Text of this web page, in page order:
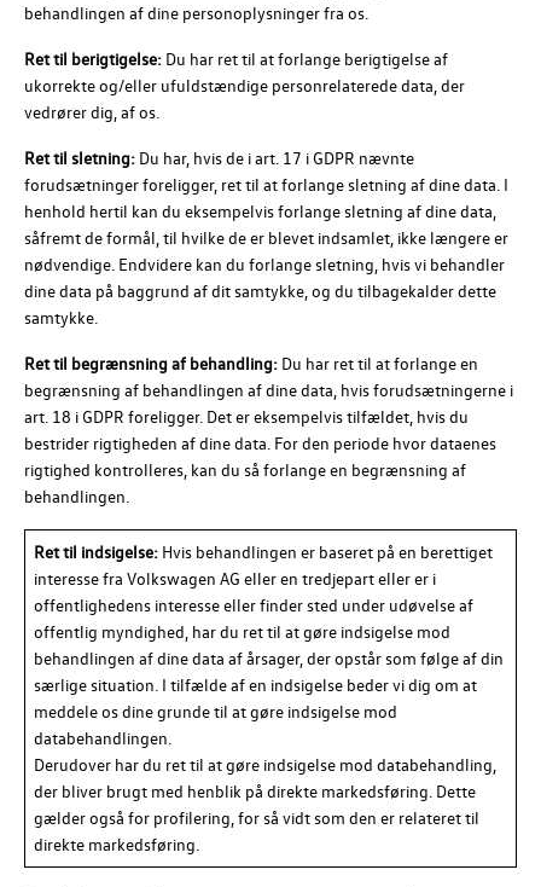
behandlingen af dine personoplysninger fra os.
Ret til berigtigelse: Du har ret til at forlange berigtigelse af
ukorrekte og/eller ufuldstændige personrelaterede data, der
vedrører dig, af os.
Ret til sletning: Du har, hvis de i art. 17 i GDPR nævnte
forudsætninger foreligger, ret til at forlange sletning af dine data. I
henhold hertil kan du eksempelvis forlange sletning af dine data,
såfremt de formål, til hvilke de er blevet indsamlet, ikke længere er
nødvendige. Endvidere kan du forlange sletning, hvis vi behandler
dine data på baggrund af dit samtykke, og du tilbagekalder dette
samtykke.
Ret til begrænsning af behandling: Du har ret til at forlange en
begrænsning af behandlingen af dine data, hvis forudsætningerne i
art. 18 i GDPR foreligger. Det er eksempelvis tilfældet, hvis du
bestrider rigtigheden af dine data. For den periode hvor dataenes
rigtighed kontrolleres, kan du så forlange en begrænsning af
behandlingen.
Ret til indsigelse: Hvis behandlingen er baseret på en berettiget
interesse fraVolkswagen AG eller en tredjepart eller er i
offentlighedens interesse eller finder sted under udøvelse af
offentlig myndighed, har du ret til at gøre indsigelse mod
behandlingen af dine data af årsager, der opstår som følge af din
særlige situation. I tilfælde af en indsigelse beder vi dig om at
meddele os dine grunde til at gøre indsigelse mod
databehandlingen.
Derudover har du ret til at gøre indsigelse mod databehandling,
der bliver brugt med henblik på direkte markedsføring. Dette
gælder også for profilering, for så vidt som den er relateret til
direkte markedsføring.